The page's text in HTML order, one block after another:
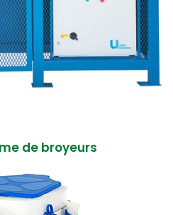
de broyeurs